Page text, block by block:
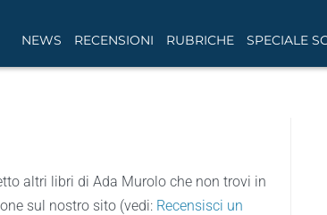
NEWS RECENSIONI RUBRICHE SPECIALE
altri libri di Ada Murolo che non trovi in
sul nostro sito (vedi: Recensisci un